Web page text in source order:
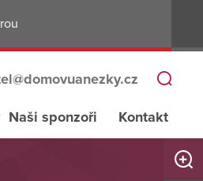
Naši sponzoři Kontakt